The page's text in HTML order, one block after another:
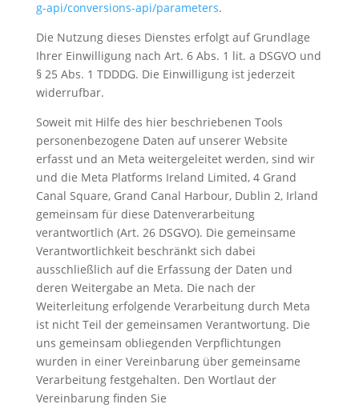
g-api/conversions-api/parameters.
Die Nutzung dieses Dienstes erfolgt auf Grundlage
Ihrer Einwilligung nach Art. 6 Abs. 1 lit. a DSGVO und
§ 25 Abs. 1 TDDDG. Die Einwilligung ist jederzeit
widerrufbar.
Soweit mit Hilfe des hier beschriebenen Tools
personenbezogene Daten auf unserer Website
erfasst und an Meta weitergeleitet werden, sind wir
und die Meta Platforms Ireland Limited, 4 Grand
Canal Square, Grand Canal Harbour, Dublin 2, Irland
gemeinsam für diese Datenverarbeitung
verantwortlich (Art. 26 DSGVO). Die gemeinsame
Verantwortlichkeit beschränkt sich dabei
ausschließlich auf die Erfassung der Daten und
deren Weitergabe an Meta. Die nach der
Weiterleitung erfolgende Verarbeitung durch Meta
ist nicht Teil der gemeinsamen Verantwortung. Die
uns gemeinsam obliegenden Verpflichtungen
wurden in einer Vereinbarung über gemeinsame
Verarbeitung festgehalten. Den Wortlaut der
Vereinbarung finden Sie